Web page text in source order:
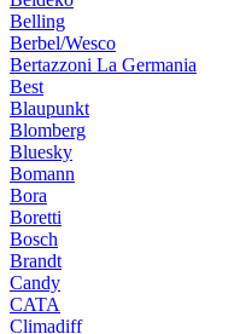
Belling
Berbel/Wesco
Bertazzoni La Germania
Best
Blaupunkt
Blomberg
Bluesky
Bomann
Bora
Boretti
Bosch
Brandt
Candy
CATA
Climadiff